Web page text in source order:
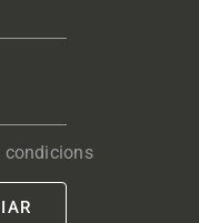
condicions